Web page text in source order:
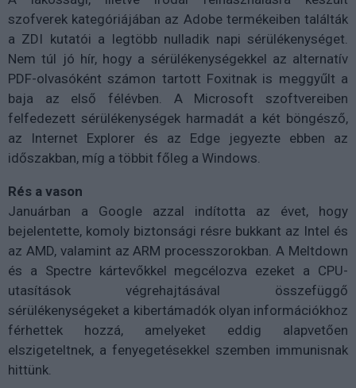
szofverek kategóriájában az Adobe termékeiben találták
a ZDI kutatói a legtöbb nulladik napi sérülékenységet.
Nem túl jó hír, hogy a sérülékenységekkel az alternatív
PDF-olvasóként számon tartott Foxitnak is meggyűlt a
baja az első félévben. A Microsoft szoftvereiben
felfedezett sérülékenységek harmadát a két böngésző,
az Internet Explorer és az Edge jegyezte ebben az
időszakban, míg a többit főleg a Windows.
Rés a vason
Januárban a Google azzal indította az évet, hogy
bejelentette, komoly biztonsági résre bukkant az Intel és
az AMD, valamint az ARM processzorokban. A Meltdown
és a Spectre kártevőkkel megcélozva ezeket a CPU-
utasítások végrehajtásával összefüggő
sérülékenységeket a kibertámadók olyan információkhoz
férhettek hozzá, amelyeket eddig alapvetően
elszigeteltnek, a fenyegetésekkel szemben immunisnak
hittünk.